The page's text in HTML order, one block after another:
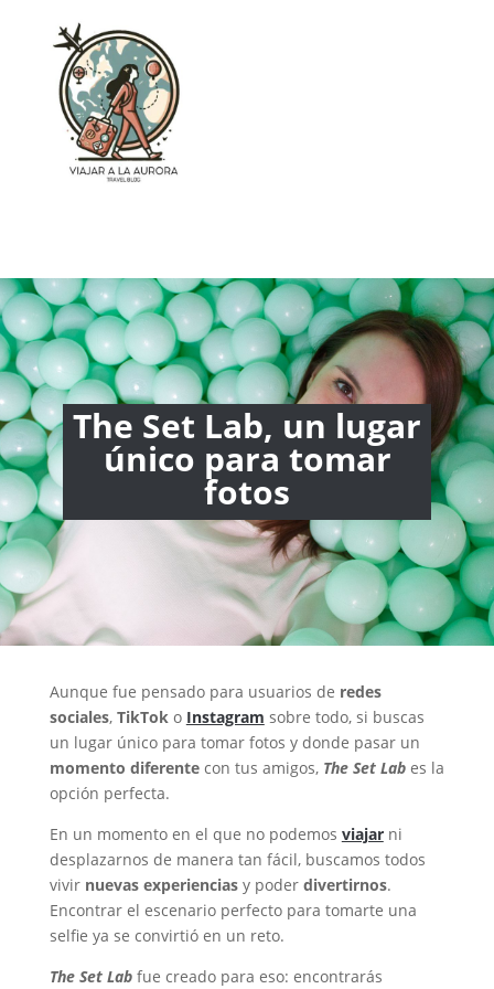
The Set Lab, un lugar
único para tomar
fotos
Aunque fue pensado para usuarios de redes
sociales, TikTok o Instagram sobre todo, si buscas
un lugar único para tomar fotos y donde pasar un
momento diferentecon tus amigos, The Set Labes la
opción perfecta.
En un momento en el que no podemos viajarni
desplazarnos de manera tan fácil, buscamos todos
vivir nuevas experienciasy poder divertirnos.
Encontrar el escenario perfecto para tomarte una
selfie ya se convirtió en un reto.
The Set Lab fue creado para eso: encontrarás